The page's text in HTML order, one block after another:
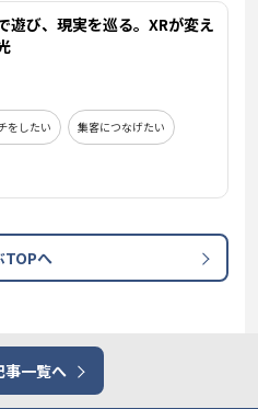
遊び、現実を巡る。XRが変え
をしたい 集客につなげたい
TOPへ
事一覧へ